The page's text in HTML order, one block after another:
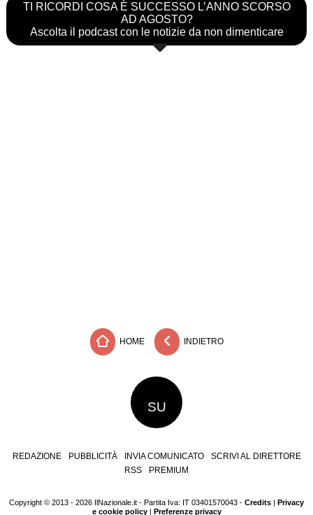
TI RICORDI COSA È SUCCESSO L’ANNO SCORSO
AD AGOSTO?
Ascolta il podcast con le notizie da non dimenticare
HOME INDIETRO
SU
REDAZIONE PUBBLICITÀ INVIA COMUNICATO
SCRIVI AL DIRETTORE
RSS
PREMIUM
Copyright © 2013 - 2026 IlNazionale.it - Partita Iva: IT 03401570043 - Credits
Privacy
e cookie policy| Preferenze privacy